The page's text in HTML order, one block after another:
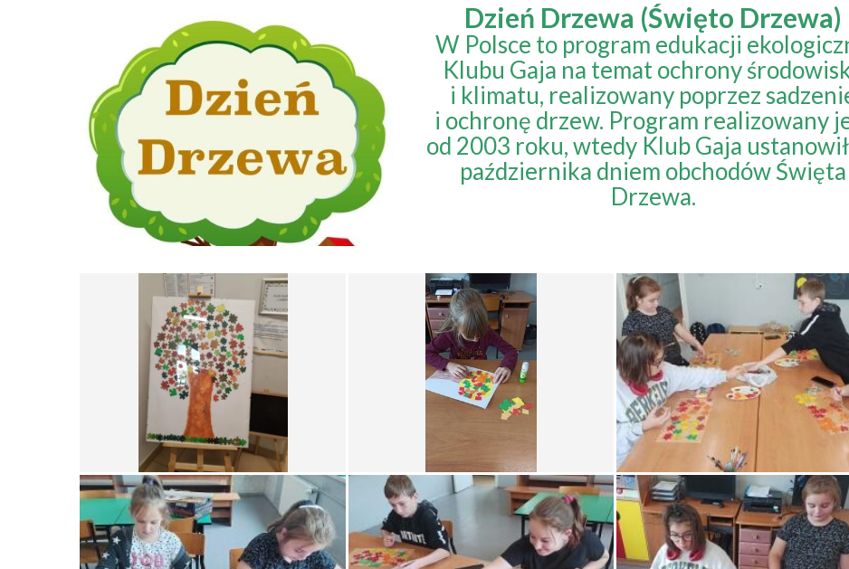
Dzień Drzewa (Święto Drzewa)
W Polsce to program edukacji
Klubu Gaja na temat ochrony
i klimatu, realizowany poprzez
i ochronę drzew. Program realizowany
od 2003 roku, wtedy Klub Gaja
października dniem obchodów Święta
Drzewa.